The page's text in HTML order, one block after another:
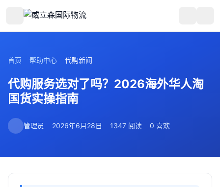
首页 帮助中心 代购新闻
代购服务选对了吗？2026海外华人淘
国货实操指南
管理员 2026年6月28日 1347 阅读 0 喜欢